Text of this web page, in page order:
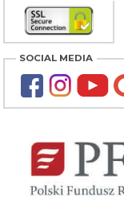
SOCIAL MEDIA